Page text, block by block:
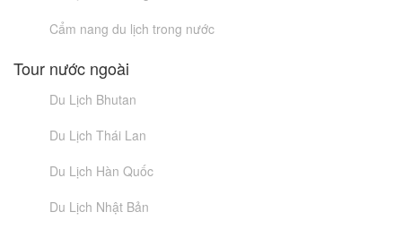
Cẩm nang du lịch trong nước
Tour nước ngoài
Du Lịch Bhutan
Du Lịch Thái Lan
Du Lịch Hàn Quốc
Du Lịch Nhật Bản